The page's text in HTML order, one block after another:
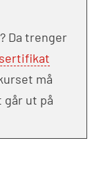
Da trenger
sertifikat
må
ut på